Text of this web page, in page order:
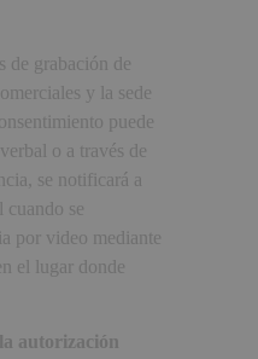
de grabación de
y la sede
puede
o a través de
se notificará a
cuando se
por video mediante
el lugar donde
autorización